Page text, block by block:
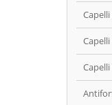
Capelli